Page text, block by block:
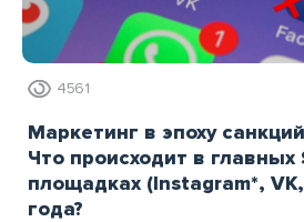
4561
Маркетинг в эпоху
Что происходит в главных
площадках (Instagram*,
года?